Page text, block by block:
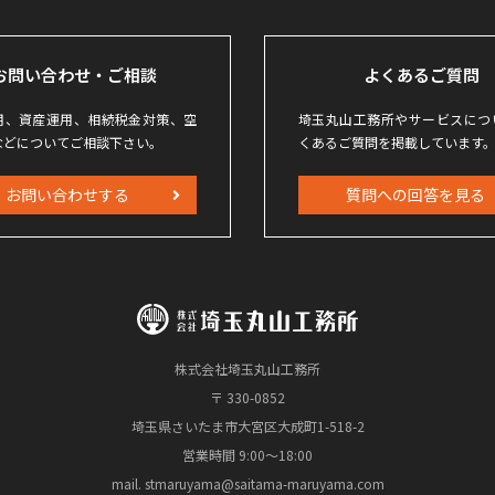
問い合わせ・ご相談
、資産運用、相続税金対策、空
についてご相談下さい。
お問い合わせする
よくあるご質問
埼玉丸山工務所やサービスにつ
くあるご質問を掲載しています。
質問への回答を見る
株式会社埼玉丸山工務所
〒 330-0852
埼玉県さいたま市大宮区大成町1-518-2
営業時間 9:00～18:00
mail. stmaruyama@saitama-maruyama.com